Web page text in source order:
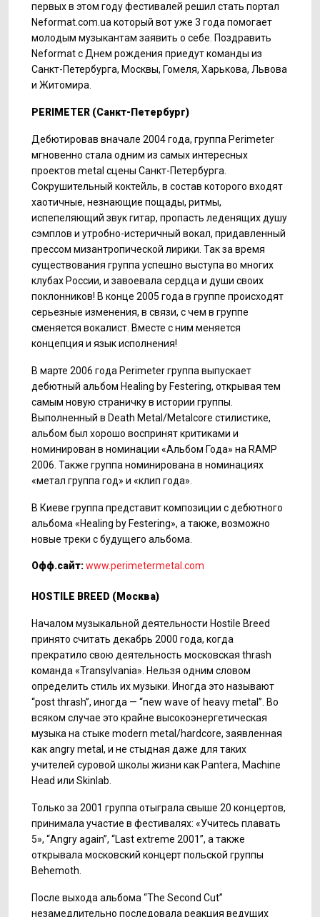
первых в этом году фестивалей решил стать портал
Neformat.com.ua который вот уже 3 года помогает
молодым музыкантам заявить о себе. Поздравить
Neformat с Днем рождения приедут команды из
Санкт-Петербурга, Москвы, Гомеля, Харькова, Львова
и Житомира.
PERIMETER (Санкт-Петербург)
Дебютировав вначале 2004 года, группа Perimeter
мгновенно стала одним из самых интересных
проектов metal сцены Санкт-Петербурга.
Сокрушительный коктейль, в состав которого входят
хаотичные, незнающие пощады, ритмы,
испепеляющий звук гитар, пропасть леденящих душу
сэмплов и утробно-истеричный вокал, придавленный
прессом мизантропической лирики. Так за время
существования группа успешно выступа во многих
клубах России, и завоевала сердца и души своих
поклонников! В конце 2005 года в группе происходят
серьезные изменения, в связи, с чем в группе
сменяется вокалист. Вместе с ним меняется
концепция и язык исполнения!
В марте 2006 года Perimeter группа выпускает
дебютный альбом Healing by Festering, открывая тем
самым новую страничку в истории группы.
Выполненный в Death Metal/Metalcore стилистике,
альбом был хорошо воспринят критиками и
номинирован в номинации «Альбом Года» на RAMP
2006. Также группа номинирована в номинациях
«метал группа год» и «клип года».
В Киеве группа представит композиции с дебютного
альбома «Healing by Festering», а также, возможно
новые треки с будущего альбома.
Офф.сайт:www.perimetermetal.com
HOSTILE BREED (Москва)
Началом музыкальной деятельности Hostile Breed
принято считать декабрь 2000 года, когда
прекратило свою деятельность московская thrash
команда «Transylvania». Нельзя одним словом
определить стиль их музыки. Иногда это называют
“post thrash”, иногда — “new wave of heavy metal”. Во
всяком случае это крайне высокоэнергетическая
музыка на стыке modern metal/hardcore, заявленная
как angry metal, и не стыдная даже для таких
учителей суровой школы жизни как Pantera, Machine
Нead или Skinlab.
Только за 2001 группа отыграла свыше 20 концертов,
принимала участие в фестивалях: «Учитесь плавать
5», “Angry again”, “Last extreme 2001”, а также
открывала московский концерт польской группы
Behemoth.
После выхода альбома “The Second Cut”
незамедлительно последовала реакция ведущих